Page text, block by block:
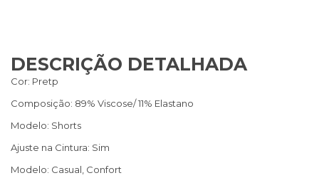
DESCRIÇÃO DETALHADA
Cor: Pretp
Composição: 89% Viscose/ 11% Elastano
Modelo: Shorts
Ajuste na Cintura: Sim
Modelo: Casual, Confort